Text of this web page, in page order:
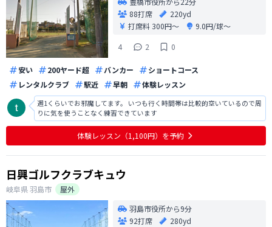
88打席
220yd
打席料300円〜
9.0円/球〜
4
2 0
安い 200ヤード超 バンカー
ショートコース
レンタルクラブ
駅近 早朝 体験レッスン
週1くらいでお邪魔してます。 いつも行く時間帯は比較的空いているので周
りに気を使うことなく練習できています
体験レッスン（1,100円）を予約
日興ゴルフクラブキュウ
岐阜県羽島市
屋外
羽島市役所から9分
92打席
280yd